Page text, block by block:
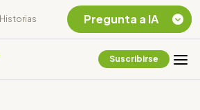
Historias
Suscribirse
Pregunta a IA